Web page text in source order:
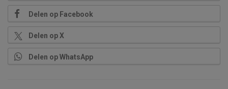
Delen op Facebook
Delen op X
Delen op WhatsApp